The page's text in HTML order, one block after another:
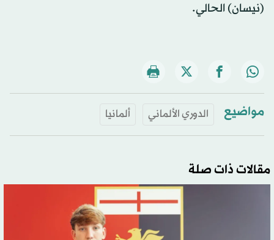
(نيسان) الحالي.
مواضيع الدوري الألماني ألمانيا
مقالات ذات صلة